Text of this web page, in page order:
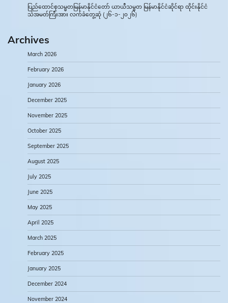
ပြည်ထောင်စုသမ္မတမြန်မာနိုင်ငံတော် ယာယီသမ္မတ မြန်မာနိုင်ငံဆိုင်ရာ ထိုင်းနိုင်ငံ
သံအမတ်ကြီးအား လက်ခံတွေ့ဆုံ (၂၆-၁-၂၀၂၆)
Archives
March 2026
February 2026
January 2026
December 2025
November 2025
October 2025
September 2025
August 2025
July 2025
June 2025
May 2025
April 2025
March 2025
February 2025
January 2025
December 2024
November 2024